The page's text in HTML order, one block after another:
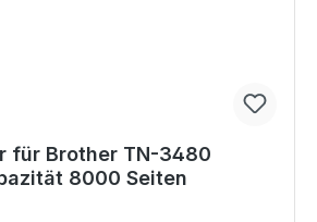
für Brother TN-3480
8000 Seiten